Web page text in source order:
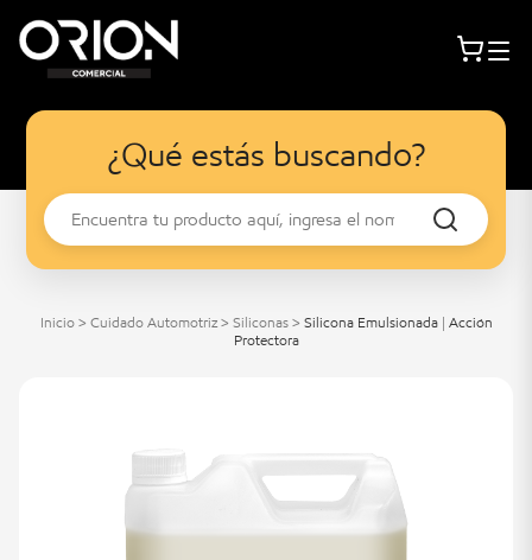
¿Qué estás buscando?
Inicio > Cuidado Automotriz > Siliconas > Silicona Emulsionada | Acción
Protectora